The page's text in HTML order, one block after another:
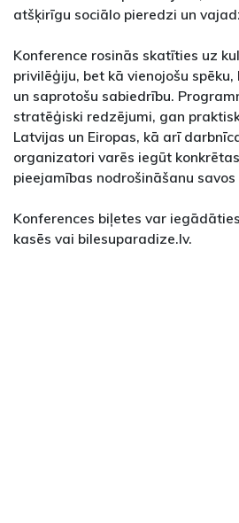
atšķirīgu sociālo pieredzi un
Konference rosinās skatīties uz
privilēģiju, bet kā vienojošu
un saprotošu sabiedrību.
stratēģiski redzējumi, gan
Latvijas un Eiropas, kā arī
organizatori varēs iegūt
pieejamības nodrošināšanu savos
Konferences biļetes var
kasēs vai bilesuparadize.lv.